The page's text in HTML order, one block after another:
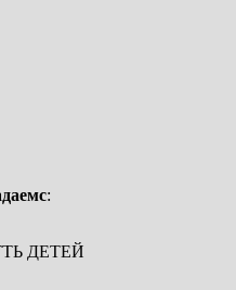
:
ДЕТЕЙ